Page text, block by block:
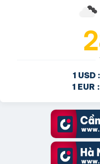
1 USD :
1 EUR :